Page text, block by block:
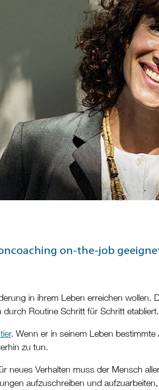
on-the-job
in ihrem Leben erreichen wollen.
Routine Schritt für Schritt etabliert.
. Wenn er in seinem Leben
zu tun.
neues Verhalten muss der Mensch
aufzuschreiben und